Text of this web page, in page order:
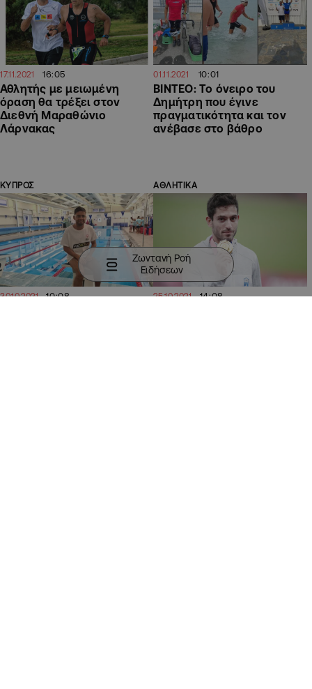
17.11.2021 16:05
Αθλητής με μειωμένη
όραση θα τρέξει στον
Διεθνή Μαραθώνιο
Λάρνακας
01.11.2021 10:01
ΒΙΝΤΕΟ: Το όνειρο του
Δημήτρη που έγινε
πραγματικότητα και τον
ανέβασε στο βάθρο
ΚΥΠΡΟΣ
30.10.2021 10:08
ΑΘΛΗΤΙΚΑ
25.10.2021 14:08
Ζωντανή Ροή
Ειδήσεων